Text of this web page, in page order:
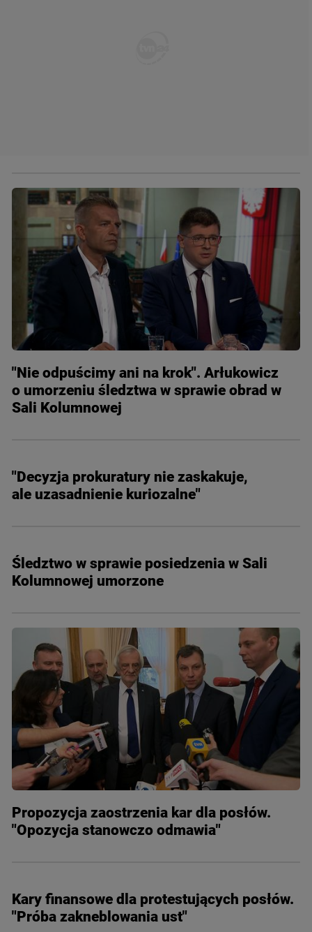
"Nie odpuścimy ani na krok". Arłukowicz
o umorzeniu śledztwa w sprawie obrad w
Sali Kolumnowej
"Decyzja prokuratury nie zaskakuje,
ale uzasadnienie kuriozalne"
Śledztwo w sprawie posiedzenia w Sali
Kolumnowej umorzone
Propozycja zaostrzenia kar dla posłów.
"Opozycja stanowczo odmawia"
Kary finansowe dla protestujących posłów.
"Próba zakneblowania ust"